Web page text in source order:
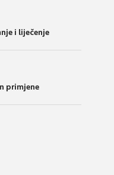
i liječenje
primjene